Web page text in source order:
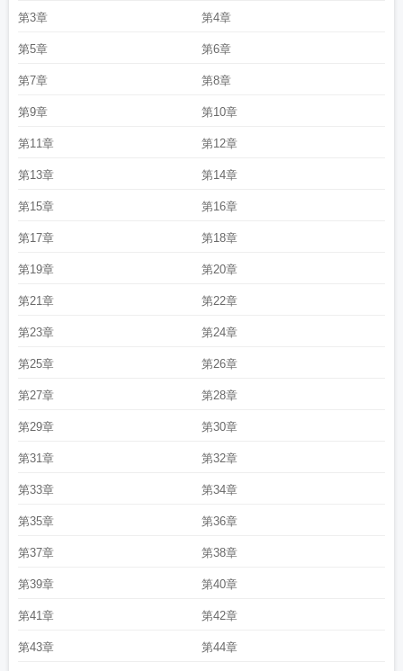
第3章 第4章
第5章 第6章
第7章 第8章
第9章 第10章
第11章 第12章
第13章 第14章
第15章 第16章
第17章 第18章
第19章 第20章
第21章 第22章
第23章 第24章
第25章 第26章
第27章 第28章
第29章 第30章
第31章 第32章
第33章 第34章
第35章 第36章
第37章 第38章
第39章 第40章
第41章 第42章
第43章 第44章